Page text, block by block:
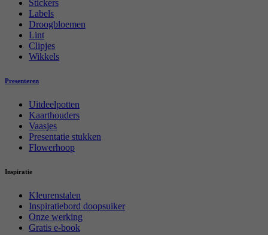
Stickers
Labels
Droogbloemen
Lint
Clipjes
Wikkels
Presenteren
Uitdeelpotten
Kaarthouders
Vaasjes
Presentatie stukken
Flowerhoop
Inspiratie
Kleurenstalen
Inspiratiebord doopsuiker
Onze werking
Gratis e-book